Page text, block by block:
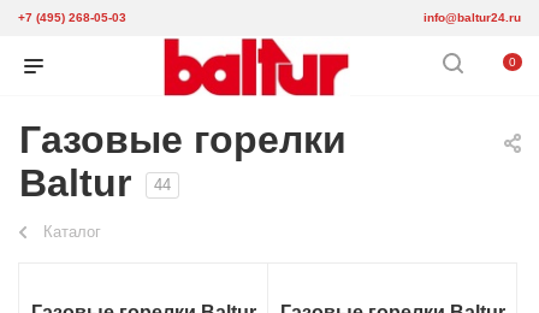
+7 (495) 268-05-03 info@baltur24.ru
0
Газовые горелки
Baltur
44
Каталог